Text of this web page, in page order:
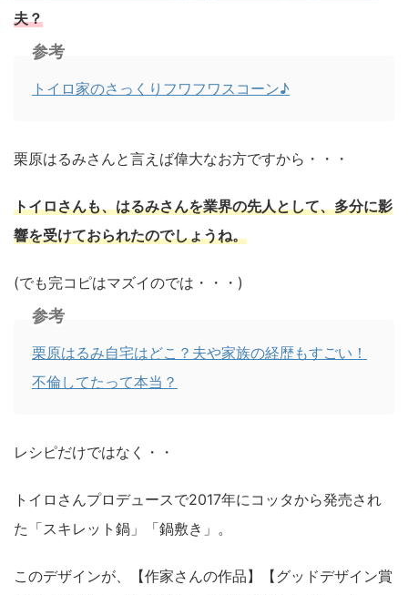
夫？
参考
トイロ家のさっくりフワフワスコーン♪
栗原はるみさんと言えば偉大なお方ですから・・・
トイロさんも、はるみさんを業界の先人として、多分に影
響を受けておられたのでしょうね。
(でも完コピはマズイのでは・・・)
参考
栗原はるみ自宅はどこ？夫や家族の経歴もすごい！
不倫してたって本当？
レシピだけではなく・・
トイロさんプロデュースで2017年にコッタから発売され
た「スキレット鍋」「鍋敷き」。
このデザインが、【作家さんの作品】【グッドデザイン賞